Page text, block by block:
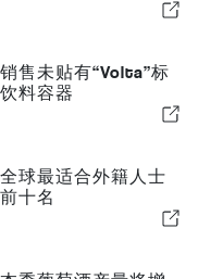
售未贴有“Volta”标
料容器
球最适合外籍人士
十名